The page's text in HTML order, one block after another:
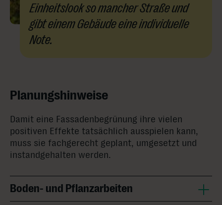
Einheitslook so mancher Straße und
gibt einem Gebäude eine individuelle
Note.
Planungshinweise
Damit eine Fassadenbegrünung ihre vielen
positiven Effekte tatsächlich ausspielen kann,
muss sie fachgerecht geplant, umgesetzt und
instandgehalten werden.
Boden- und Pflanzarbeiten